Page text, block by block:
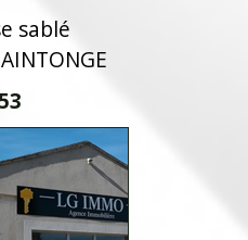
sablé